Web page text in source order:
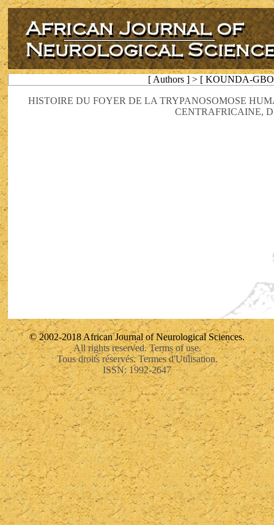
[ Authors ] > [ KOUNDA-
HISTOIRE DU FOYER DE LA TRYPANOSOMOSE
CENTRAFRICAINE,
© 2002-2018 African Journal of Neurological Sciences.
All rights reserved. Terms of use.
Tous droits réservés. Termes d'Utilisation.
ISSN: 1992-2647